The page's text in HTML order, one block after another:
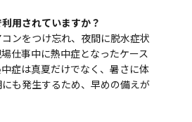
用されていますか？
ンをつけ忘れ、夜間に脱水症状
仕事中に熱中症となったケース
症は真夏だけでなく、暑さに体
も発生するため、早めの備えが